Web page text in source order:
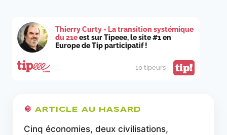
Thierry Curty - La transition systémique
du 21eest sur Tipeee, le site #1 en
Europe de Tip participatif !
10 tipeurs tip!
ARTICLE AU HASARD
Cinq économies, deux civilisations,